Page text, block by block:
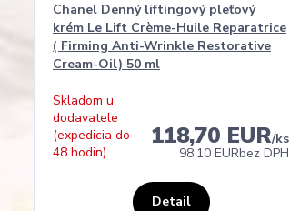
Chanel Denný liftingový pleťový
krém Le Lift Crème-Huile Reparatrice
( Firming Anti-Wrinkle Restorative
Cream-Oil) 50 ml
118,70 EUR/ks
98,10 EURbez DPH
Skladom u
dodavatele
(expedicia do
48 hodin)
Detail